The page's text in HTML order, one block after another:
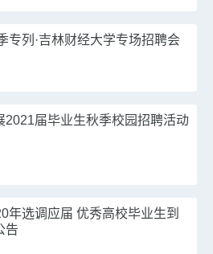
专列·吉林财经大学专场招聘会
2021届毕业生秋季校园招聘活动
年选调应届 优秀高校毕业生到
告